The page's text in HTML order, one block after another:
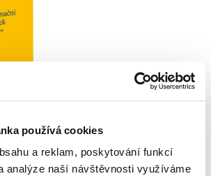
používá cookies
a reklam, poskytování funkcí
analýze naší návštěvnosti využíváme
zkoumá rozsudek pro